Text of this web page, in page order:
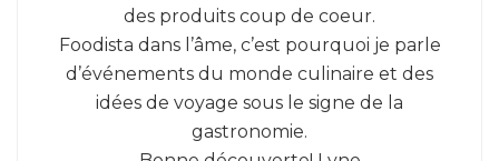
des produits coup de coeur.
Foodista dans l’âme, c’est pourquoi je parle
d’événements du monde culinaire et des
idées de voyage sous le signe de la
gastronomie.